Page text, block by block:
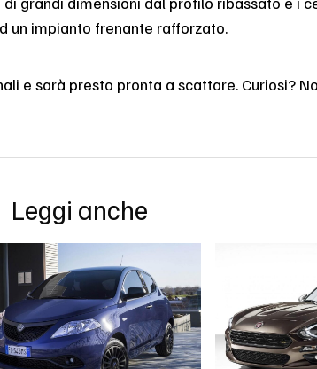
un impianto frenante rafforzato.
e sarà presto pronta a scattare. Curiosi?
Leggi anche